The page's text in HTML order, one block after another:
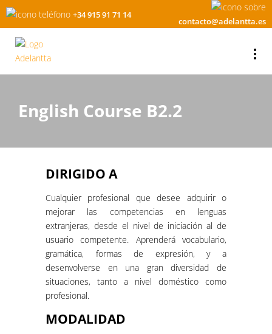
+34 915 91 71 14
contacto@adelantta.es
English Course B2.2
DIRIGIDO A
Cualquier profesional que desee adquirir o
mejorar las competencias en lenguas
extranjeras, desde el nivel de iniciación al de
usuario competente. Aprenderá vocabulario,
gramática, formas de expresión, y a
desenvolverse en una gran diversidad de
situaciones, tanto a nivel doméstico como
profesional.
MODALIDAD